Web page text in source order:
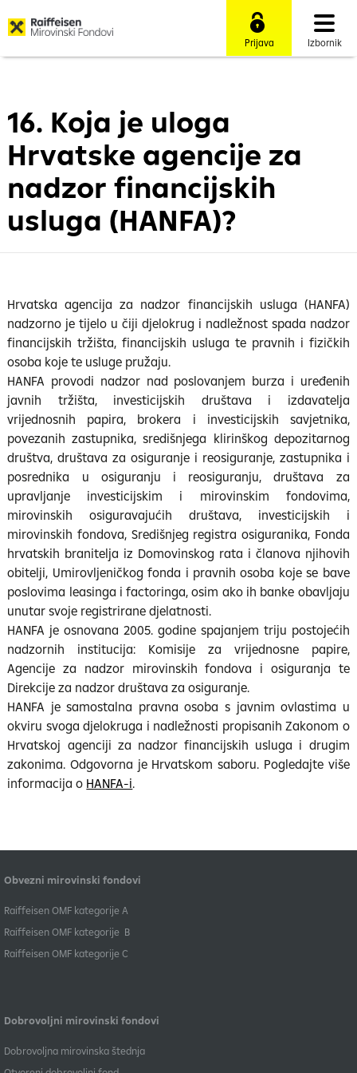
Izbornik
Prijava
16. Koja je uloga
Hrvatske agencije za
nadzor financijskih
usluga (HANFA)?
Hrvatska agencija za nadzor financijskih usluga (HANFA)
nadzorno je tijelo u čiji djelokrug i nadležnost spada nadzor
financijskih tržišta, financijskih usluga te pravnih i fizičkih
osoba koje te usluge pružaju.
HANFA provodi nadzor nad poslovanjem burza i uređenih
javnih tržišta, investicijskih društava i izdavatelja
vrijednosnih papira, brokera i investicijskih savjetnika,
povezanih zastupnika, središnjega klirinškog depozitarnog
društva, društava za osiguranje i reosiguranje, zastupnika i
posrednika u osiguranju i reosiguranju, društava za
upravljanje investicijskim i mirovinskim fondovima,
mirovinskih osiguravajućih društava, investicijskih i
mirovinskih fondova, Središnjeg registra osiguranika, Fonda
hrvatskih branitelja iz Domovinskog rata i članova njihovih
obitelji, Umirovljeničkog fonda i pravnih osoba koje se bave
poslovima leasinga i factoringa, osim ako ih banke obavljaju
unutar svoje registrirane djelatnosti.
HANFA je osnovana 2005. godine spajanjem triju postojećih
nadzornih institucija: Komisije za vrijednosne papire,
Agencije za nadzor mirovinskih fondova i osiguranja te
Direkcije za nadzor društava za osiguranje.
HANFA je samostalna pravna osoba s javnim ovlastima u
okviru svoga djelokruga i nadležnosti propisanih Zakonom o
Hrvatskoj agenciji za nadzor financijskih usluga i drugim
zakonima. Odgovorna je Hrvatskom saboru. Pogledajte više
informacija o HANFA-i.
Obvezni mirovinski fondovi
​Raiffeisen OMF kategorije A
Raiffeisen OMF kategorije B
​Raiffeisen OMF kategorije C
Dobrovoljni mirovinski fondovi
Dobrovoljna mirovinska štednja